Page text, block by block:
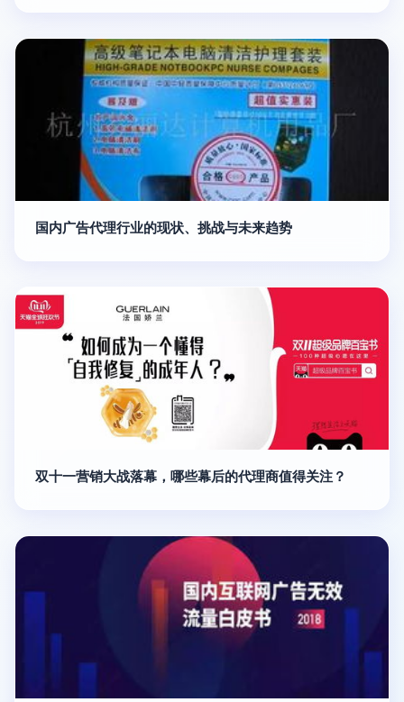
国内广告代理行业的现状、挑战与未来趋势
双十一营销大战落幕，哪些幕后的代理商值得关注？